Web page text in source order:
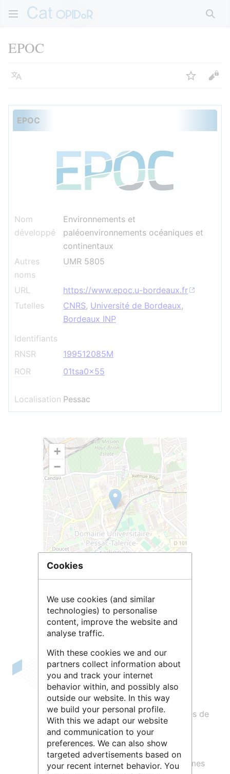
EPOC
Langue Suivre
EPOC
Nom
développé
Environnements et
paléoenvironnements océaniques et
continentaux
Autres
noms
UMR 5805
URL
https://www.epoc.u-bordeaux.fr
Tutelles
CNRS, Université de Bordeaux,
Bordeaux INP
Identifiants
RNSR
199512085M
ROR
01tsa0x55
Localisation Pessac
+
−
Leaflet| ©OpenStreetMapcontributors
L'UMR EPOC, Environnements et
Paléoenvironnements Océaniques et
Continentaux, est une unité mixte de
recherche qui se compose de 8 équipes de
recherche :
Ecotoxicologie Aquatique
Ecologie et Biogéochimie des Systèmes
Cookies
We use cookies (and similar
technologies) to personalise
content, improve the website and
analyse traffic.
With these cookies we and our
partners collect information about
you and track your internet
behavior within, and possibly also
outside our website. In this way
we build your personal profile.
With this we adapt our website
and communication to your
preferences. We can also show
targeted advertisements based on
your recent internet behavior. You